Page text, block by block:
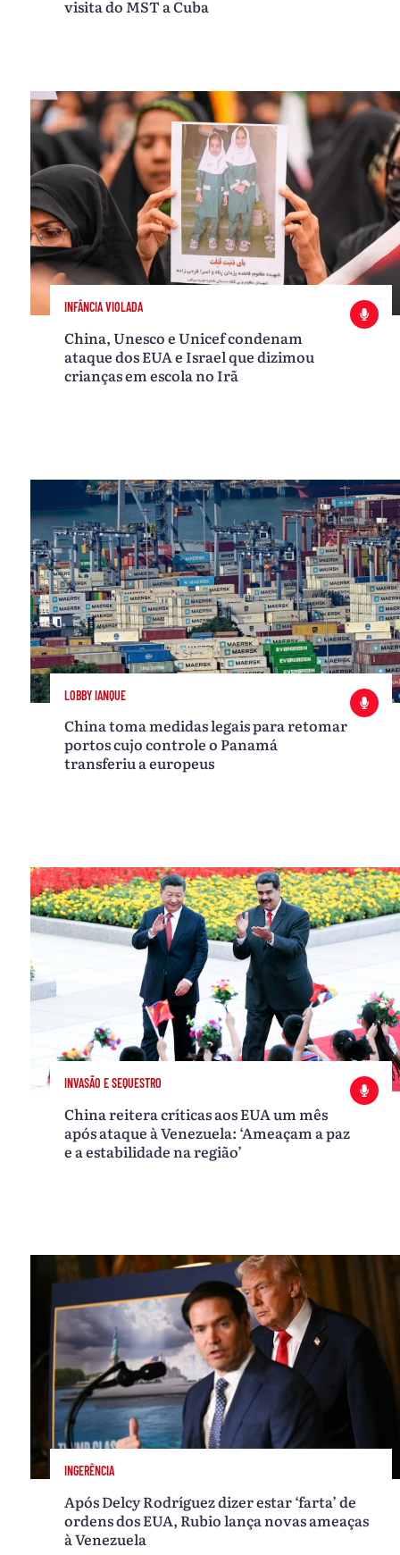
visita do MST a Cuba
INFÂNCIA VIOLADA
China, Unesco e Unicef condenam
ataque dos EUA e Israel que dizimou
crianças em escola no Irã
LOBBY IANQUE
China toma medidas legais para retomar
portos cujo controle o Panamá
transferiu a europeus
INVASÃO E SEQUESTRO
China reitera críticas aos EUA um mês
após ataque à Venezuela: ‘Ameaçam a paz
e a estabilidade na região’
INGERÊNCIA
Após Delcy Rodríguez dizer estar ‘farta’ de
ordens dos EUA, Rubio lança novas ameaças
à Venezuela